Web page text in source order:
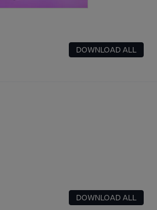
DOWNLOAD ALL
DOWNLOAD ALL